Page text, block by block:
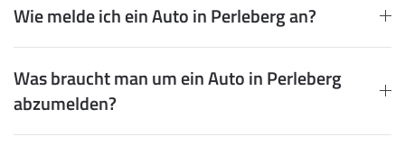
Wie melde ich ein Auto in Perleberg an?
Was braucht man um ein Auto in Perleberg
abzumelden?